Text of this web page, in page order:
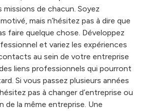
missions de chacun. Soyez
mais n’hésitez pas à dire que
faire quelque chose. Développez
et variez les expériences
au sein de votre entreprise
liens professionnels qui pourront
Si vous passez plusieurs années
pas à changer d’entreprise ou
de la même entreprise. Une